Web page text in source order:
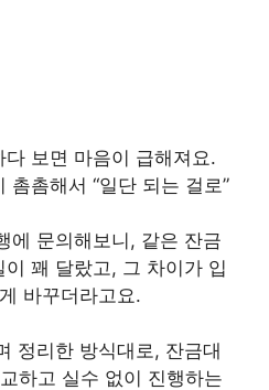
보면 마음이 급해져요.
촘촘해서 “일단 되는 걸로”
에 문의해보니, 같은 잔금
꽤 달랐고, 그 차이가 입
바꾸더라고요.
정리한 방식대로, 잔금대
하고 실수 없이 진행하는